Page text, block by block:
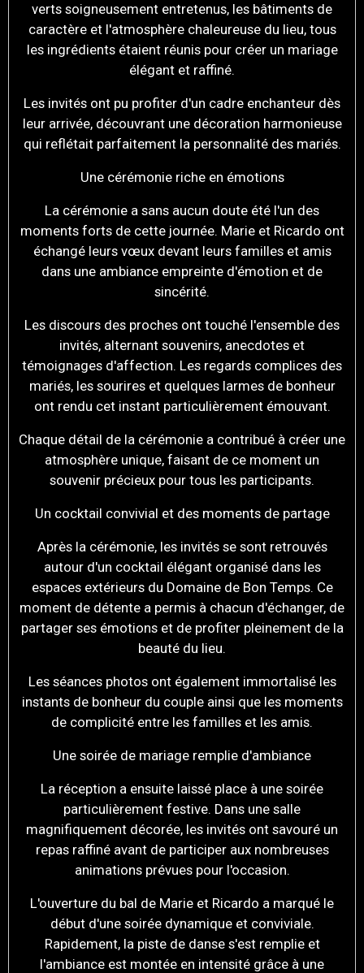
verts soigneusement entretenus, les bâtiments de
caractère et l'atmosphère chaleureuse du lieu, tous
les ingrédients étaient réunis pour créer un mariage
élégant et raffiné.
Les invités ont pu profiter d'un cadre enchanteur dès
leur arrivée, découvrant une décoration harmonieuse
qui reflétait parfaitement la personnalité des mariés.
Une cérémonie riche en émotions
La cérémonie a sans aucun doute été l'un des
moments forts de cette journée. Marie et Ricardo ont
échangé leurs vœux devant leurs familles et amis
dans une ambiance empreinte d'émotion et de
sincérité.
Les discours des proches ont touché l'ensemble des
invités, alternant souvenirs, anecdotes et
témoignages d'affection. Les regards complices des
mariés, les sourires et quelques larmes de bonheur
ont rendu cet instant particulièrement émouvant.
Chaque détail de la cérémonie a contribué à créer une
atmosphère unique, faisant de ce moment un
souvenir précieux pour tous les participants.
Un cocktail convivial et des moments de partage
Après la cérémonie, les invités se sont retrouvés
autour d'un cocktail élégant organisé dans les
espaces extérieurs du Domaine de Bon Temps. Ce
moment de détente a permis à chacun d'échanger, de
partager ses émotions et de profiter pleinement de la
beauté du lieu.
Les séances photos ont également immortalisé les
instants de bonheur du couple ainsi que les moments
de complicité entre les familles et les amis.
Une soirée de mariage remplie d'ambiance
La réception a ensuite laissé place à une soirée
particulièrement festive. Dans une salle
magnifiquement décorée, les invités ont savouré un
repas raffiné avant de participer aux nombreuses
animations prévues pour l'occasion.
L'ouverture du bal de Marie et Ricardo a marqué le
début d'une soirée dynamique et conviviale.
Rapidement, la piste de danse s'est remplie et
l'ambiance est montée en intensité grâce à une